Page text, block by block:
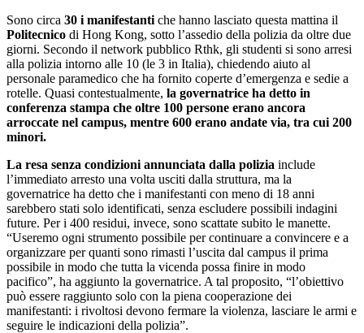
Sono circa 30 i manifestanti che hanno lasciato questa mattina il
Politecnico di Hong Kong, sotto l’assedio della polizia da oltre due
giorni. Secondo il network pubblico Rthk, gli studenti si sono arresi
alla polizia intorno alle 10 (le 3 in Italia), chiedendo aiuto al
personale paramedico che ha fornito coperte d’emergenza e sedie a
rotelle. Quasi contestualmente, la governatrice ha detto in
conferenza stampa che oltre 100 persone erano ancora
arroccate nel campus, mentre 600 erano andate via, tra cui 200
minori.
La resa senza condizioni annunciata dalla polizia include
l’immediato arresto una volta usciti dalla struttura, ma la
governatrice ha detto che i manifestanti con meno di 18 anni
sarebbero stati solo identificati, senza escludere possibili indagini
future. Per i 400 residui, invece, sono scattate subito le manette.
“Useremo ogni strumento possibile per continuare a convincere e a
organizzare per quanti sono rimasti l’uscita dal campus il prima
possibile in modo che tutta la vicenda possa finire in modo
pacifico”, ha aggiunto la governatrice. A tal proposito, “l’obiettivo
può essere raggiunto solo con la piena cooperazione dei
manifestanti: i rivoltosi devono fermare la violenza, lasciare le armi e
seguire le indicazioni della polizia”.